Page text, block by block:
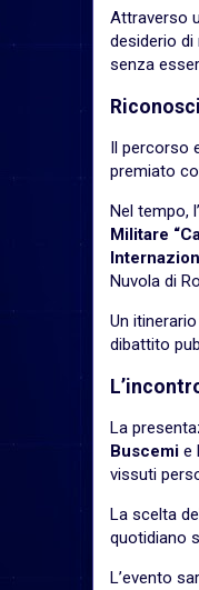
Attraverso
desiderio di
senza
Il percorso
premiato
Nel tempo,
Militare
Nuvola di
Un
dibattito
La
Buscemi e
vissuti
La scelta
quotidiano
L’evento